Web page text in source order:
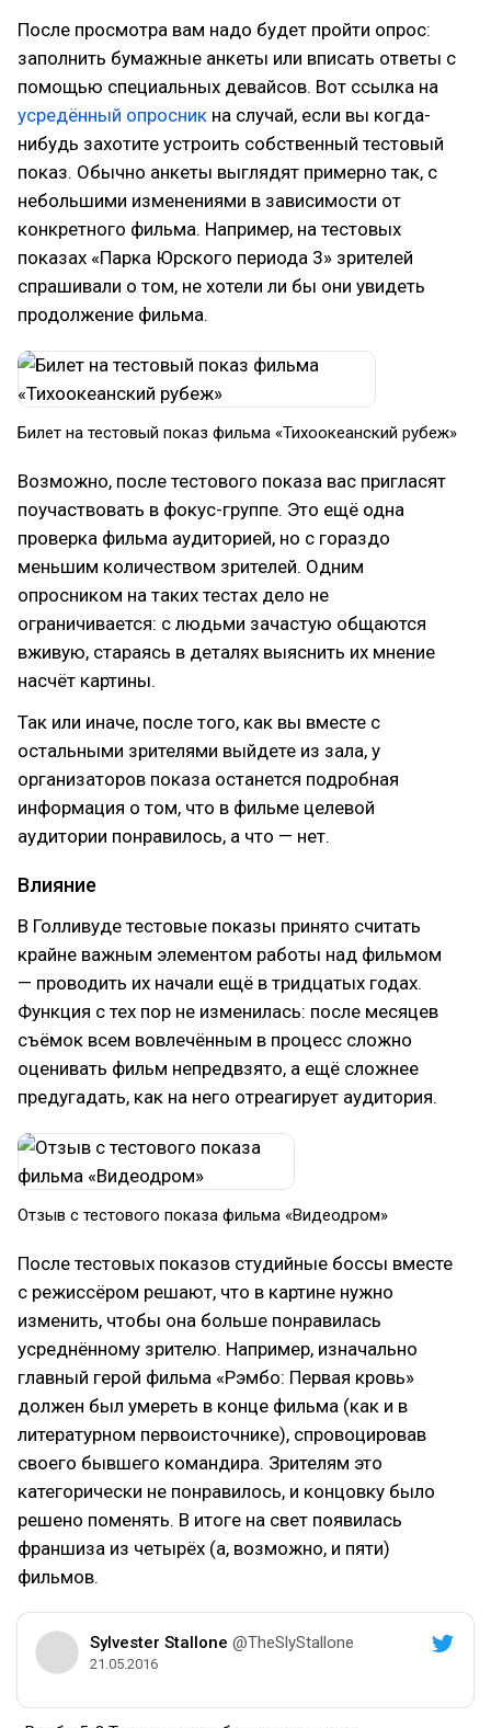
После просмотра вам надо будет пройти опрос:
заполнить бумажные анкеты или вписать ответы с
помощью специальных девайсов. Вот ссылка на
усредённый опросник на случай, если вы когда-
нибудь захотите устроить собственный тестовый
показ. Обычно анкеты выглядят примерно так, с
небольшими изменениями в зависимости от
конкретного фильма. Например, на тестовых
показах «Парка Юрского периода 3» зрителей
спрашивали о том, не хотели ли бы они увидеть
продолжение фильма.
Билет на тестовый показ фильма «Тихоокеанский рубеж»
Возможно, после тестового показа вас пригласят
поучаствовать в фокус-группе. Это ещё одна
проверка фильма аудиторией, но с гораздо
меньшим количеством зрителей. Одним
опросником на таких тестах дело не
ограничивается: с людьми зачастую общаются
вживую, стараясь в деталях выяснить их мнение
насчёт картины.
Так или иначе, после того, как вы вместе с
остальными зрителями выйдете из зала, у
организаторов показа останется подробная
информация о том, что в фильме целевой
аудитории понравилось, а что — нет.
Влияние
В Голливуде тестовые показы принято считать
крайне важным элементом работы над фильмом
— проводить их начали ещё в тридцатых годах.
Функция с тех пор не изменилась: после месяцев
съёмок всем вовлечённым в процесс сложно
оценивать фильм непредвзято, а ещё сложнее
предугадать, как на него отреагирует аудитория.
Отзыв с тестового показа фильма «Видеодром»
После тестовых показов студийные боссы вместе
с режиссёром решают, что в картине нужно
изменить, чтобы она больше понравилась
усреднённому зрителю. Например, изначально
главный герой фильма «Рэмбо: Первая кровь»
должен был умереть в конце фильма (как и в
литературном первоисточнике), спровоцировав
своего бывшего командира. Зрителям это
категорически не понравилось, и концовку было
решено поменять. В итоге на свет появилась
франшиза из четырёх (а, возможно, и пяти)
фильмов.
Sylvester Stallone @TheSlyStallone
21.05.2016